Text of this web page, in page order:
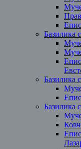
Базилика
Базилика
Базилика